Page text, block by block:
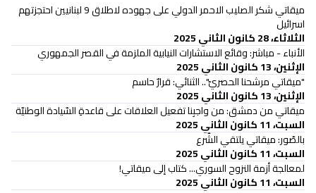
ميقاتي شكر الصليب الاحمر الدولي على جهوده لاطلاق 9 لبنانيين احتجزتهم
اسرائيل
الثلاثاء، 28 كانون الثاني 2025
الأنباء - مباشر: وقائع الاستشارات النيابية الملزمة في القصر الجمهوري
الإثنين، 13 كانون الثاني 2025
"ميقاتي مرشحنا الحصريّ".. الثنائي: قرارٌ حاسم
الإثنين، 13 كانون الثاني 2025
ميقاتي من دمشق: من واجبِنا تفعيل العلاقات على قاعدةِ السّيادة الوطنيّة
السبت، 11 كانون الثاني 2025
بالصّور: ميقاتي يلتقي الشّرع
السبت، 11 كانون الثاني 2025
لمعالجة أزمة النزوح السوري... كتاب إلى ميقاتي!
السبت، 11 كانون الثاني 2025